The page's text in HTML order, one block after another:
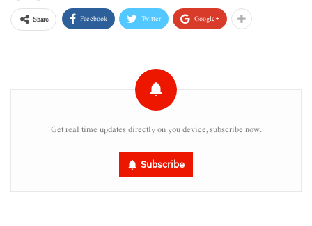
Share Facebook Twitter Google+
Get real time updates directly on you device, subscribe now.
Subscribe